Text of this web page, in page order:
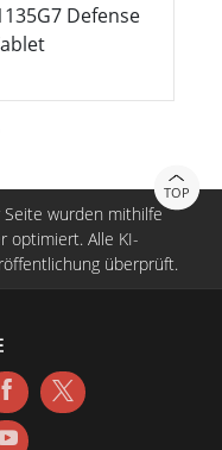
Defense
TOP
wurden mithilfe
optimiert. Alle KI-
überprüft.